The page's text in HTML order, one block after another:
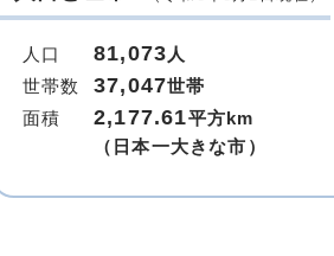
人口 81,073 人
世帯数
37,047世帯
面積
2,177.61平方km
（日本一大きな市）